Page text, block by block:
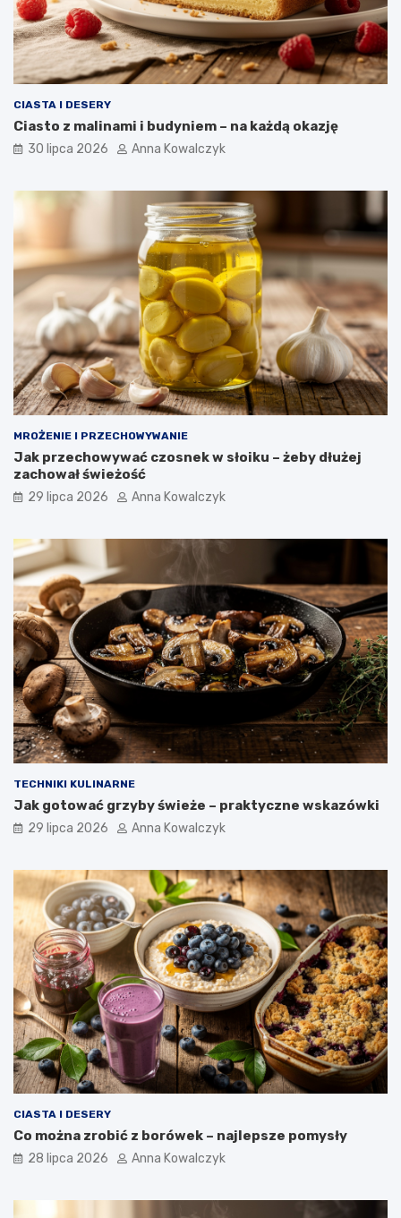
CIASTA I DESERY
Ciasto z malinami i budyniem – na każdą okazję
30 lipca 2026 Anna Kowalczyk
MROŻENIE I PRZECHOWYWANIE
Jak przechowywać czosnek w słoiku – żeby dłużej
zachował świeżość
29 lipca 2026 Anna Kowalczyk
TECHNIKI KULINARNE
Jak gotować grzyby świeże – praktyczne wskazówki
29 lipca 2026 Anna Kowalczyk
CIASTA I DESERY
Co można zrobić z borówek – najlepsze pomysły
28 lipca 2026 Anna Kowalczyk